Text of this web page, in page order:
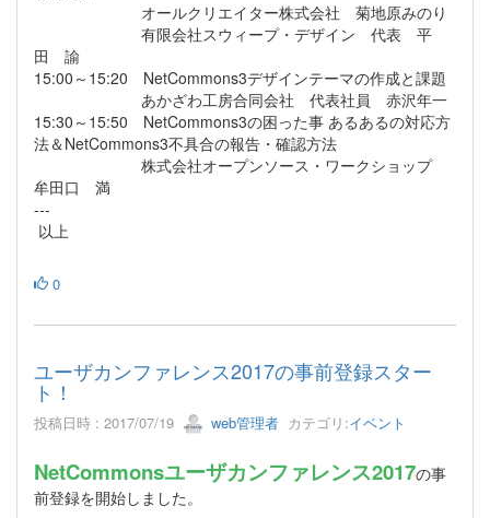
オールクリエイター株式会社 菊地原みのり
有限会社スウィープ・デザイン 代表 平
田 諭
15:00～15:20 NetCommons3デザインテーマの作成と課題
あかざわ工房合同会社 代表社員 赤沢年一
15:30～15:50 NetCommons3の困った事 あるあるの対応方
法＆NetCommons3不具合の報告・確認方法
株式会社オープンソース・ワークショップ
牟田口 満
---
以上
0
ユーザカンファレンス2017の事前登録スター
ト！
投稿日時 : 2017/07/19 web管理者 カテゴリ:イベント
NetCommonsユーザカンファレンス2017の事
前登録を開始しました。